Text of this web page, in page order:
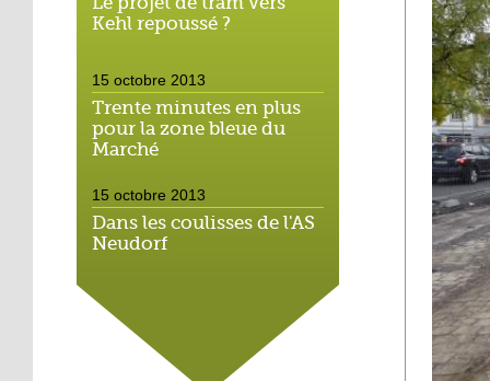
Kehl repoussé ?
15 octobre 2013
Trente minutes en plus
pour la zone bleue du
Marché
15 octobre 2013
Dans les coulisses de l'AS
Neudorf
15 octobre 2013
Place du marché : les
vieux vélos roulent